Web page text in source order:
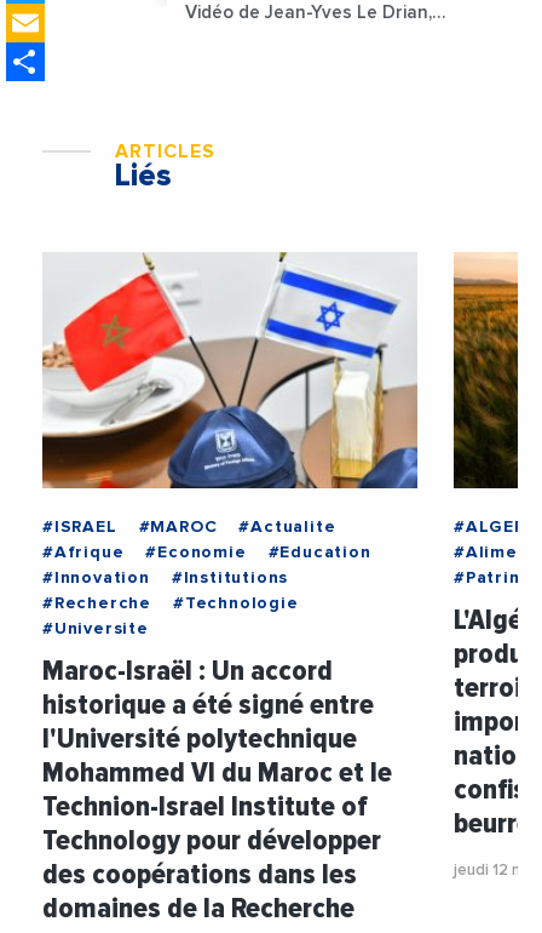
Vidéo de Jean-Yves Le Drian,
ARTICLES
Liés
#ISRAEL #MAROC
#Actualite
#Afrique
#Economie
#Education
#Innovation
#Institutions
#Recherche
#Technologie
#Universite
Maroc-Israël : Un accord
historique a été signé entre
l'Université polytechnique
Mohammed VI du Maroc et le
Technion-Israel Institute of
Technology pour développer
des coopérations dans les
domaines de la Recherche
#ALGERIE
terroir,
beurre
jeudi 12